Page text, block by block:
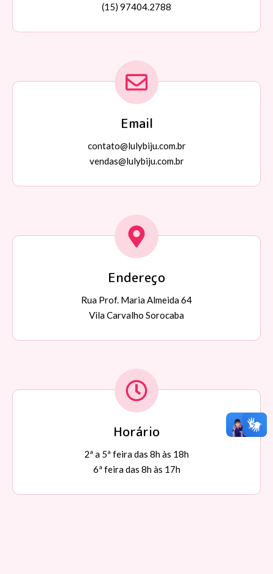
(15) 97404.2788
Email
contato@lulybiju.com.br
vendas@lulybiju.com.br
Endereço
Rua Prof. Maria Almeida 64
Vila Carvalho Sorocaba
Horário
2ª a 5ª feira das 8h às 18h
6ª feira das 8h às 17h